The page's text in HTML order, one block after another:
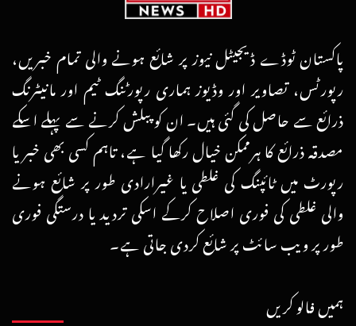
پاکستان ٹوڈے ڈیجیٹل نیوز پر شائع ہونے والی تمام خبریں،
رپورٹس، تصاویر اور وڈیوز ہماری رپورٹنگ ٹیم اور مانیٹرنگ
ذرائع سے حاصل کی گئی ہیں۔ ان کو پبلش کرنے سے پہلے اسکے
مصدقہ ذرائع کا ہرممکن خیال رکھا گیا ہے، تاہم کسی بھی خبر یا
رپورٹ میں ٹائپنگ کی غلطی یا غیرارادی طور پر شائع ہونے
والی غلطی کی فوری اصلاح کرکے اسکی تردید یا درستگی فوری
طور پر ویب سائٹ پر شائع کردی جاتی ہے۔
ہمیں فالو کریں